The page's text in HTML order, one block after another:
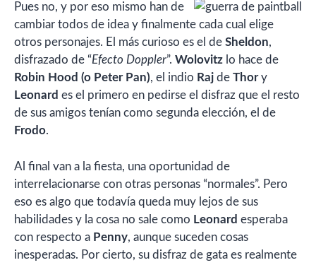
Pues no, y por eso mismo han de
cambiar todos de idea y finalmente cada cual elige
otros personajes. El más curioso es el de Sheldon,
disfrazado de “Efecto Doppler”. Wolovitz lo hace de
Robin Hood (o Peter Pan), el indio Raj de Thory
Leonard es el primero en pedirse el disfraz que el resto
de sus amigos tenían como segunda elección, el de
Frodo.
Al final van a la fiesta, una oportunidad de
interrelacionarse con otras personas “normales”. Pero
eso es algo que todavía queda muy lejos de sus
habilidades y la cosa no sale como Leonard esperaba
con respecto a Penny, aunque suceden cosas
inesperadas. Por cierto, su disfraz de gata es realmente